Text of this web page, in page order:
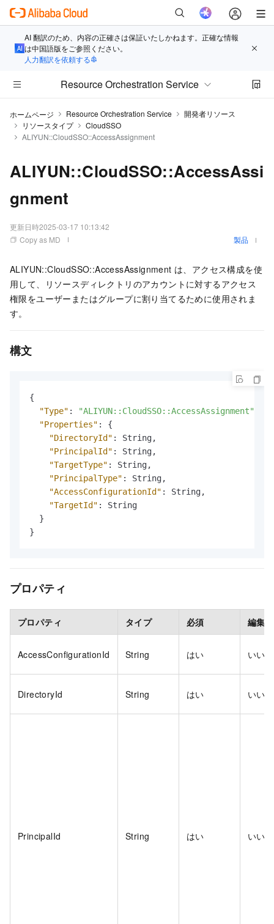
AI 翻訳のため、内容の正確さは保証いたしかねます。正確な情報
は中国語版をご参照ください。
人力翻訳を依頼する
Resource Orchestration Service
ホームページ Resource Orchestration Service
開発者リソース
リソースタイプ
CloudSSO
ALIYUN::CloudSSO::AccessAssignment
ALIYUN::CloudSSO::AccessAssi
gnment
更新日時2025-03-17 10:13:42
Copy as MD
製品
ALIYUN::CloudSSO::AccessAssignment は、アクセス構成を使
用して、リソースディレクトリのアカウントに対するアクセス
権限をユーザーまたはグループに割り当てるために使用されま
す。
構文
{
"Type" : "ALIYUN::CloudSSO::AccessAssignment"
"Properties" :
{
"DirectoryId" : String,
"PrincipalId" : String,
"TargetType" : String,
"PrincipalType" : String,
"AccessConfigurationId" : String,
"TargetId" :
String
}
}
プロパティ
プロパティ タイプ 必須 編集
AccessConfigurationId String はい いいえ
DirectoryId String はい いいえ
PrincipalId String はい いいえ